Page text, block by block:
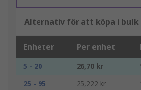
Alternativ för att köpa i bulk
Enheter Per enhet
5 - 20 26,70 kr
25 - 95
25,222 kr